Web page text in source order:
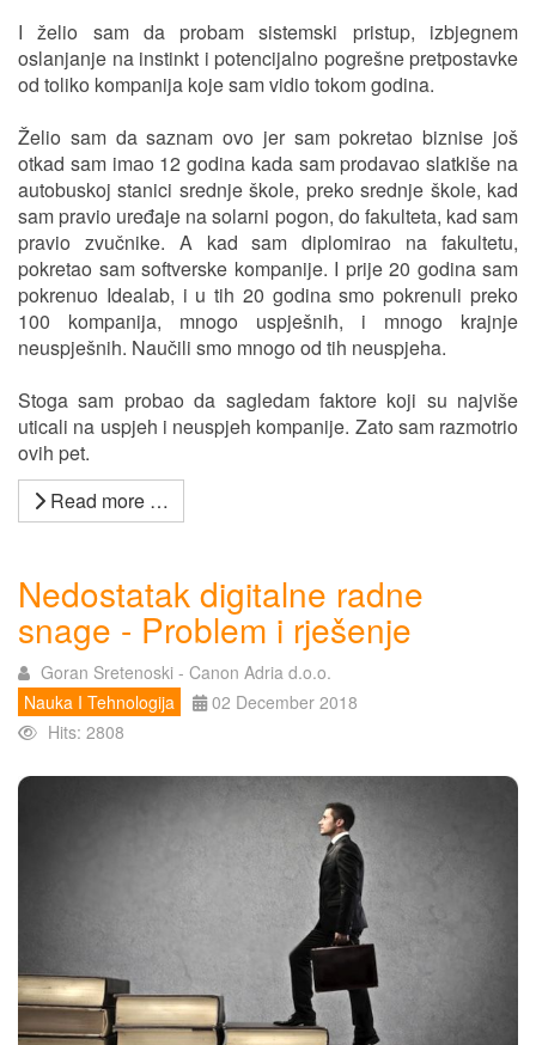
I želio sam da probam sistemski pristup, izbjegnem
oslanjanje na instinkt i potencijalno pogrešne pretpostavke
od toliko kompanija koje sam vidio tokom godina.
Želio sam da saznam ovo jer sam pokretao biznise još
otkad sam imao 12 godina kada sam prodavao slatkiše na
autobuskoj stanici srednje škole, preko srednje škole, kad
sam pravio uređaje na solarni pogon, do fakulteta, kad sam
pravio zvučnike. A kad sam diplomirao na fakultetu,
pokretao sam softverske kompanije. I prije 20 godina sam
pokrenuo Idealab, i u tih 20 godina smo pokrenuli preko
100 kompanija, mnogo uspješnih, i mnogo krajnje
neuspješnih. Naučili smo mnogo od tih neuspjeha.
Stoga sam probao da sagledam faktore koji su najviše
uticali na uspjeh i neuspjeh kompanije. Zato sam razmotrio
ovih pet.
Read more …
Nedostatak digitalne radne
snage - Problem i rješenje
Goran Sretenoski - Canon Adria d.o.o.
Nauka I Tehnologija
02 December 2018
Hits: 2808